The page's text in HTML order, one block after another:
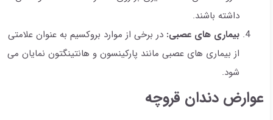
داشته باشند.
بیماری های عصبی: در برخی از موارد بروکسیم به عنوان علامتی
از بیماری های عصبی مانند پارکینسون و هانتینگتون نمایان می
شود.
عوارض دندان قروچه